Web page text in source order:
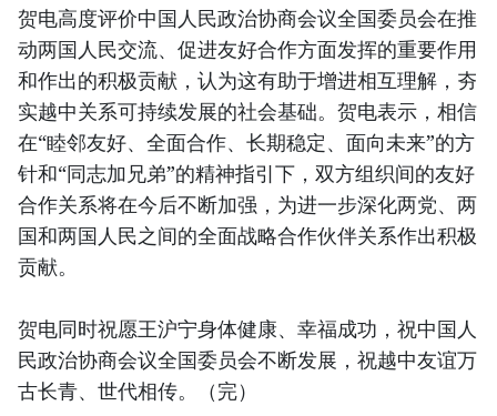
贺电高度评价中国人民政治协商会议全国委员会在推
动两国人民交流、促进友好合作方面发挥的重要作用
和作出的积极贡献，认为这有助于增进相互理解，夯
实越中关系可持续发展的社会基础。贺电表示，相信
在“睦邻友好、全面合作、长期稳定、面向未来”的方
针和“同志加兄弟”的精神指引下，双方组织间的友好
合作关系将在今后不断加强，为进一步深化两党、两
国和两国人民之间的全面战略合作伙伴关系作出积极
贡献。
贺电同时祝愿王沪宁身体健康、幸福成功，祝中国人
民政治协商会议全国委员会不断发展，祝越中友谊万
古长青、世代相传。（完）